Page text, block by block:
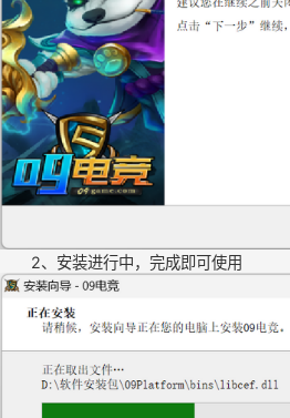
2、安装进行中，完成即可使用